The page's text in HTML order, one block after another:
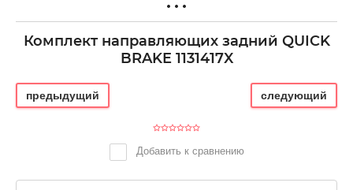
Комплект направляющих задний QUICK
BRAKE 1131417X
предыдущий следующий
Добавить к сравнению